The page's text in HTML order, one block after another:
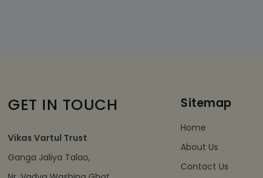
GET IN TOUCH
Vikas Vartul Trust
Ganga Jaliya Talao,
Sitemap
Home
About Us
Contact Us